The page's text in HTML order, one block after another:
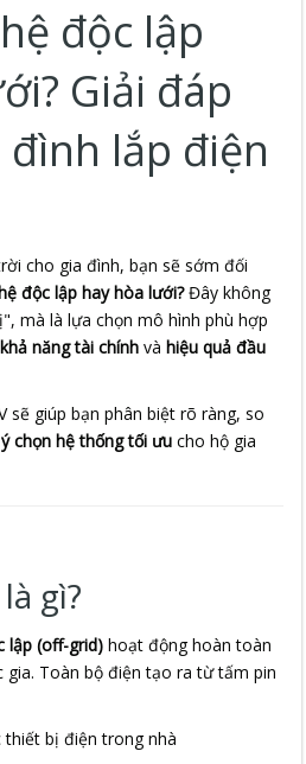
độc lập
Giải đáp
lắp điện
cho gia đình, bạn sẽ sớm đối
độc lập hay hòa lưới?Đây không
mà là lựa chọn mô hình phù hợp
khả năng tài chính vàhiệu quả đầu
sẽ giúp bạn phân biệt rõ ràng, so
chọn hệ thống tối ưu cho hộ gia
gì?
lập (off-grid) hoạt động hoàn toàn
gia. Toàn bộ điện tạo ra từ tấm pin
thiết bị điện trong nhà